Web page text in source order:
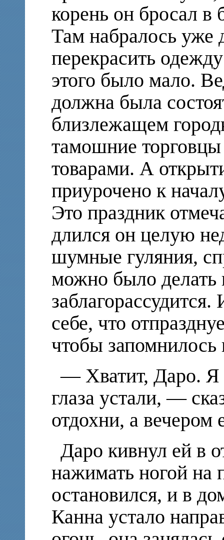
корень он бросал в
Там набралось уже
перекрасить
этого было мало.
должна была
близлежащем
тамошние
товарами. А
приурочено к
Это праздник
длился он целую
шумные гуляния,
можно было делать
себе, что
чтобы запомнилось
— Хватит, Даро. Я
глаза устали, —
отдохни, а вечером
Даро кивнул ей в
нажимать ногой на
остановился, и в
Канна устало